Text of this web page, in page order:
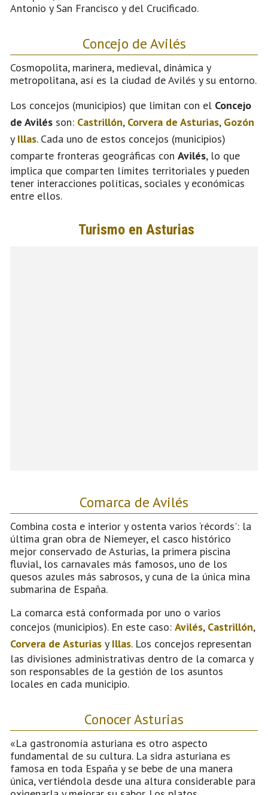
Antonio y San Francisco y del Crucificado.
Concejo de Avilés
Cosmopolita, marinera, medieval, dinámica y
metropolitana, así es la ciudad de Avilés y su entorno.
Los concejos (municipios) que limitan con el Concejo
de Avilés son: Castrillón, Corvera de Asturias, Gozón
y Illas. Cada uno de estos concejos (municipios)
comparte fronteras geográficas con Avilés, lo que
implica que comparten límites territoriales y pueden
tener interacciones políticas, sociales y económicas
entre ellos.
Comarca de Avilés
Combina costa e interior y ostenta varios ‘récords': la
última gran obra de Niemeyer, el casco histórico
mejor conservado de Asturias, la primera piscina
fluvial, los carnavales más famosos, uno de los
quesos azules más sabrosos, y cuna de la única mina
submarina de España.
La comarca está conformada por uno o varios
concejos (municipios). En este caso: Avilés, Castrillón,
Corvera de Asturias y Illas. Los concejos representan
las divisiones administrativas dentro de la comarca y
son responsables de la gestión de los asuntos
locales en cada municipio.
Conocer Asturias
«La gastronomía asturiana es otro aspecto
fundamental de su cultura. La sidra asturiana es
famosa en toda España y se bebe de una manera
única, vertiéndola desde una altura considerable para